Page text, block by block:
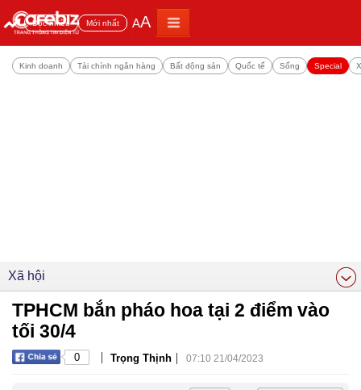
Đọc nhiều Mới nhất AA
Kinh doanh Tài chính ngân hàng Bất động sản Quốc tế Sống Special
Xã hội
TPHCM bắn pháo hoa tại 2 điểm vào
tối 30/4
0 | Trọng Thịnh | 07:10 21/04/2023